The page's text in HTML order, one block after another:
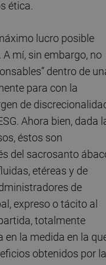
ética.
lucro posible
mí, sin embargo, no
dentro de
para con la
de
Ahora bien, dada
éstos son
del sacrosanto
etéreas y de
de
expreso o tácito al
totalmente
en la medida en la
obtenidos por la